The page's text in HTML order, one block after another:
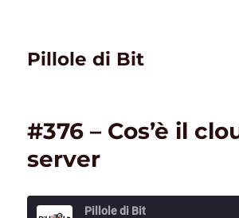
Pillole di Bit
#376 – Cos’è il
server
Pillole di Bit